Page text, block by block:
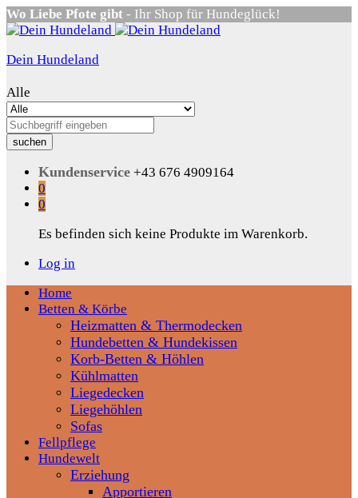
Wo Liebe Pfote gibt - Ihr Shop für Hundeglück!
Dein Hundeland
Alle
suchen
Kundenservice +43 676 4909164
0
0
Es befinden sich keine Produkte im Warenkorb.
Log in
Home
Betten & Körbe
Heizmatten & Thermodecken
Hundebetten & Hundekissen
Korb-Betten & Höhlen
Kühlmatten
Liegedecken
Liegehöhlen
Sofas
Fellpflege
Hundewelt
Erziehung
Apportieren